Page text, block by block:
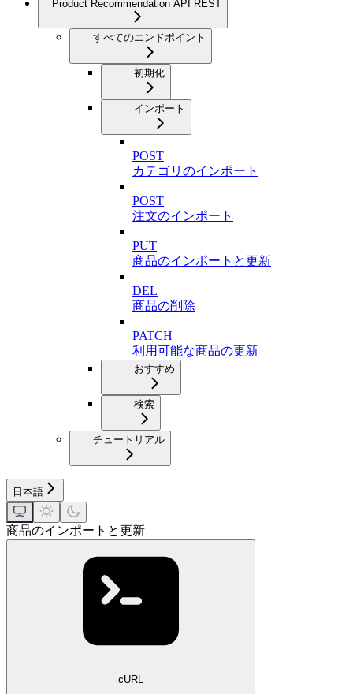
Product Recommendation API REST
すべてのエンドポイント
初期化
インポート
POST
カテゴリのインポート
POST
注文のインポート
PUT
商品のインポートと更新
DEL
商品の削除
PATCH
利用可能な商品の更新
おすすめ
検索
チュートリアル
日本語
商品のインポートと更新
cURL